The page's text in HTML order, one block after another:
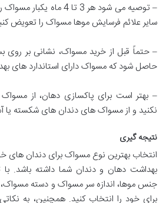
– توصیه می شود هر 3 تا 4
سایر علائم فرسایش موها مسواک را تعویض
– حتماً قبل از خرید مسواک، نشانی بر روی
حاصل شود که مسواک دارای استاندارد های
– بهتر است برای پاکسازی دهان، از
نکنید و از مسواک های دندان های شکسته یا
نتیجه گیری
انتخاب بهترین نوع مسواک برای دندان های
بهداشت دهان و دندان شما داشته باشد.
جنس موها، اندازه سر مسواک و دسته
برای خود را انتخاب کنید. همچنین، به